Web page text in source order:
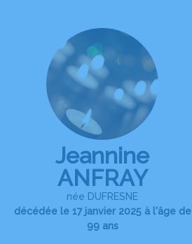
Jeannine
ANFRAY
née DUFRESNE
décédée le 17 janvier 2025 à l'âge de
99 ans